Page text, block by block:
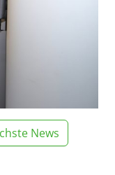
News